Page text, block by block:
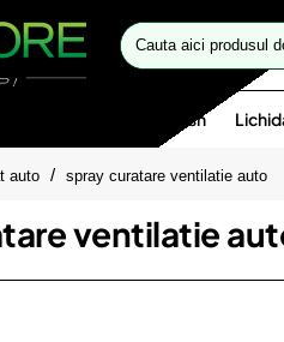
Cauta
aici
Oferte flash
auto spray curatare ventilatie auto
ventilatie